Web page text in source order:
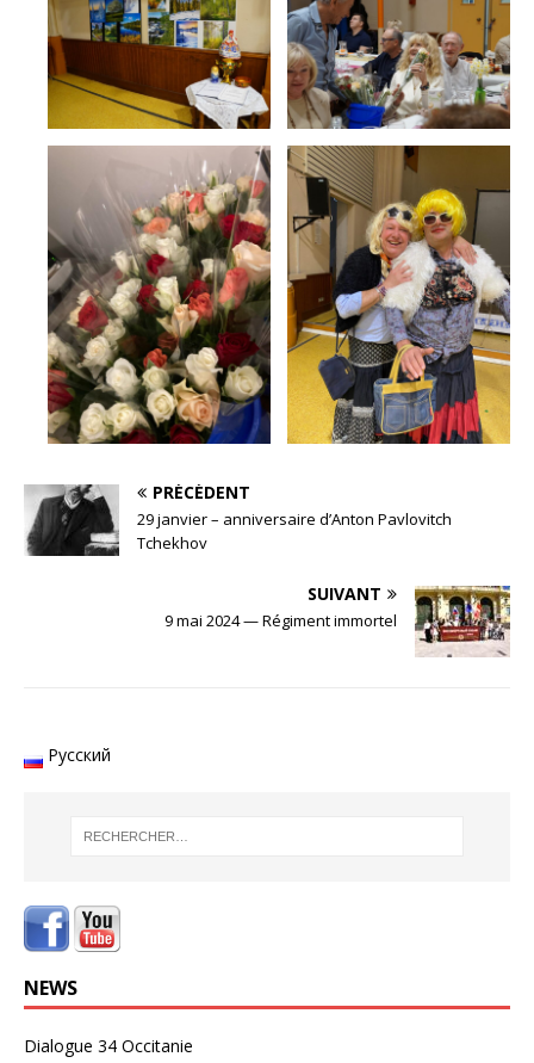
PRÉCÉDENT
29 janvier – anniversaire d’Anton Pavlovitch
Tchekhov
SUIVANT
9 mai 2024 — Régiment immortel
Русский
NEWS
Dialogue 34 Occitanie